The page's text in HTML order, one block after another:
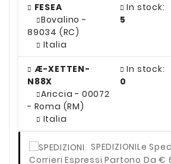
FESEA
Bovalino -
89034 (RC)
Italia
In stock:
5
Æ-XETTEN-
N88X
Ariccia - 00072
- Roma (RM)
Italia
In stock:
0
SPEDIZIONILe
Corrieri Espressi Partono Da €